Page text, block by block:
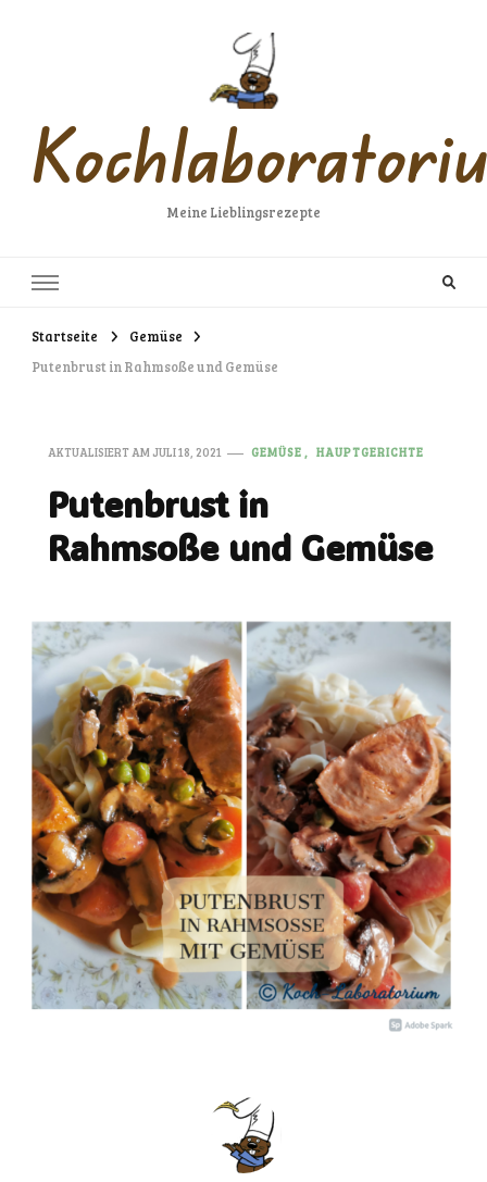
Meine Lieblingsrezepte
Startseite
Gemüse
Putenbrust in Rahmsoße und Gemüse
AKTUALISIERT AMJULI 18, 2021 GEMÜSE HAUPTGERICHTE
Putenbrust in
Rahmsoße und Gemüse